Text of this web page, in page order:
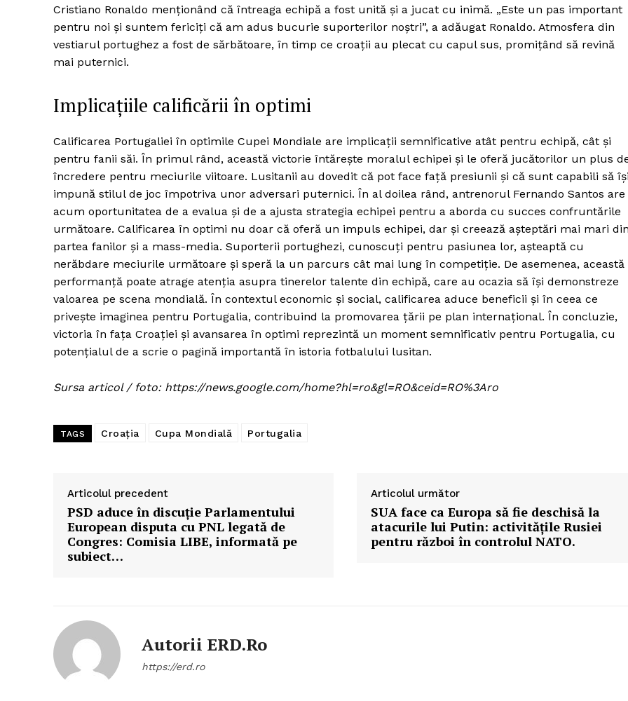
Cristiano Ronaldo menționând că întreaga echipă a fost unită și a jucat cu inimă. „Este un pas important
pentru noi și suntem fericiți că am adus bucurie suporterilor noștri”, a adăugat Ronaldo. Atmosfera din
vestiarul portughez a fost de sărbătoare, în timp ce croații au plecat cu capul sus, promițând să revină
mai puternici.
Implicațiile calificării în optimi
Calificarea Portugaliei în optimile Cupei Mondiale are implicații semnificative atât pentru echipă, cât și
pentru fanii săi. În primul rând, această victorie întărește moralul echipei și le oferă jucătorilor un plus
încredere pentru meciurile viitoare. Lusitanii au dovedit că pot face față presiunii și că sunt capabili să
impună stilul de joc împotriva unor adversari puternici. În al doilea rând, antrenorul Fernando Santos are
acum oportunitatea de a evalua și de a ajusta strategia echipei pentru a aborda cu succes confruntările
următoare. Calificarea în optimi nu doar că oferă un impuls echipei, dar și creează așteptări mai mari
partea fanilor și a mass-media. Suporterii portughezi, cunoscuți pentru pasiunea lor, așteaptă cu
nerăbdare meciurile următoare și speră la un parcurs cât mai lung în competiție. De asemenea, această
performanță poate atrage atenția asupra tinerelor talente din echipă, care au ocazia să își demonstreze
valoarea pe scena mondială. În contextul economic și social, calificarea aduce beneficii și în ceea ce
privește imaginea pentru Portugalia, contribuind la promovarea țării pe plan internațional. În concluzie,
victoria în fața Croației și avansarea în optimi reprezintă un moment semnificativ pentru Portugalia, cu
potențialul de a scrie o pagină importantă în istoria fotbalului lusitan.
Sursa articol / foto: https://news.google.com/home?hl=ro&gl=RO&ceid=RO%3Aro
TAGS Croația Cupa Mondială Portugalia
Articolul precedent
PSD aduce în discuție Parlamentului
European disputa cu PNL legată de
Congres: Comisia LIBE, informată pe
subiect…
Articolul următor
SUA face ca Europa să fie deschisă la
atacurile lui Putin: activitățile Rusiei
pentru război în controlul NATO.
Autorii ERD.ro
https://erd.ro